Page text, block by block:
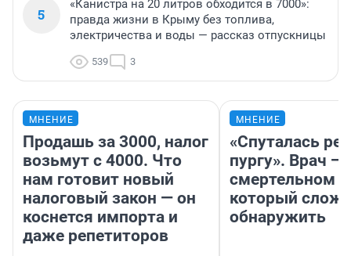
5
«Канистра на 20 литров обходится в 7000»:
правда жизни в Крыму без топлива,
электричества и воды — рассказ отпускницы
539 3
МНЕНИЕ
Продашь за 3000, налог
возьмут с 4000. Что
нам готовит новый
налоговый закон — он
коснется импорта и
даже репетиторов
МНЕНИЕ
«Спуталась
пургу». Врач —
смертельном
который
обнаружить